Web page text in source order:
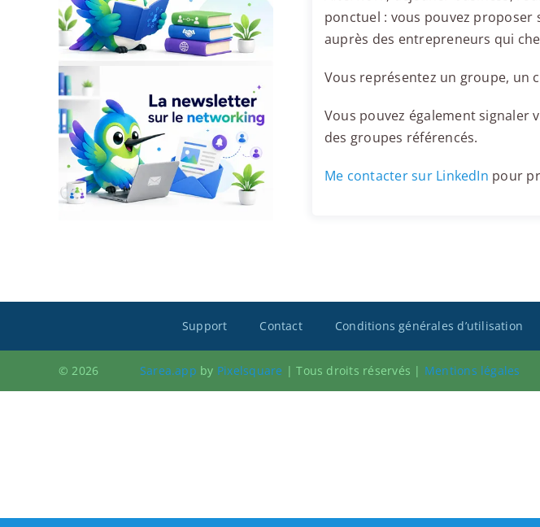
ponctuel : vous pouvez
auprès des entrepreneurs qui
Vous représentez un groupe, un
Vous pouvez également signaler
des groupes référencés.
Me contacter sur LinkedIn pour
Support Contact Conditions générales d’utilisation
© 2026 Sarea.app by Pixelsquare |Tous droits réservés | Mentions légales